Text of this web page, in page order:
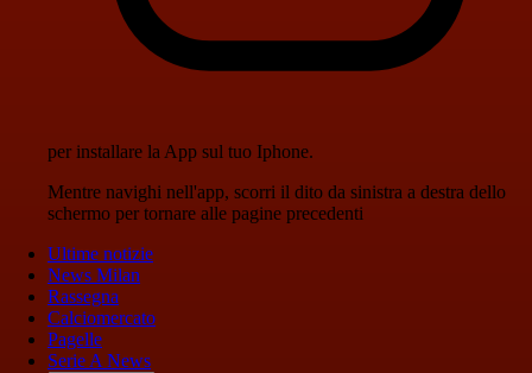
per installare la App sul tuo Iphone.
Mentre navighi nell'app, scorri il dito da sinistra a destra dello
schermo per tornare alle pagine precedenti
Ultime notizie
News Milan
Rassegna
Calciomercato
Pagelle
Serie A News